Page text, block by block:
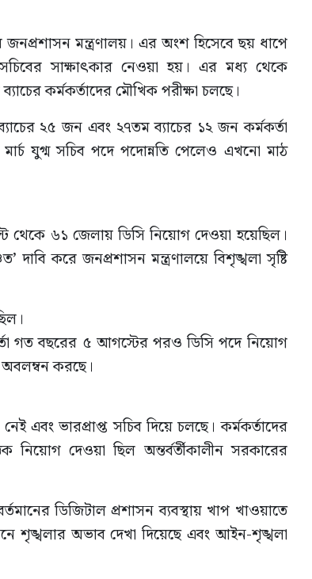
মন্ত্রণালয়। এর অংশ হিসেবে ছয় ধাপে
সাক্ষাৎকার নেওয়া হয়। এর মধ্য থেকে
কর্মকর্তাদের মৌখিক পরীক্ষা চলছে।
২৫ জন এবং ২৭তম ব্যাচের ১২ জন কর্মকর্তা
যুগ্ম সচিব পদে পদোন্নতি পেলেও এখনো মাঠ
৬১ জেলায় ডিসি নিয়োগ দেওয়া হয়েছিল।
দাবি করে জনপ্রশাসন মন্ত্রণালয়ে বিশৃঙ্খলা সৃষ্টি
গত বছরের ৫ আগস্টের পরও ডিসি পদে নিয়োগ
করছে।
এবং ভারপ্রাপ্ত সচিব দিয়ে চলছে। কর্মকর্তাদের
নিয়োগ দেওয়া ছিল অন্তর্বর্তীকালীন সরকারের
ডিজিটাল প্রশাসন ব্যবস্থায় খাপ খাওয়াতে
শৃঙ্খলার অভাব দেখা দিয়েছে এবং আইন-শৃঙ্খলা